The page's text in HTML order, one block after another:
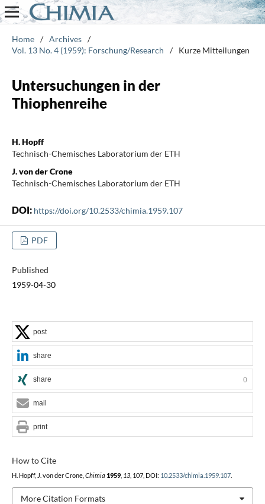
Home / Archives /
Vol. 13 No. 4 (1959): Forschung/Research
/ Kurze Mitteilungen
Untersuchungen in der
Thiophenreihe
H. Hopff
Technisch-Chemisches Laboratorium der ETH
J. von der Crone
Technisch-Chemisches Laboratorium der ETH
DOI: https://doi.org/10.2533/chimia.1959.107
PDF
Published
1959-04-30
How to Cite
H. Hopff, J. von der Crone, Chimia 1959, 13, 107, DOI: 10.2533/chimia.1959.107.
More Citation Formats
post
share
share 0
mail
print